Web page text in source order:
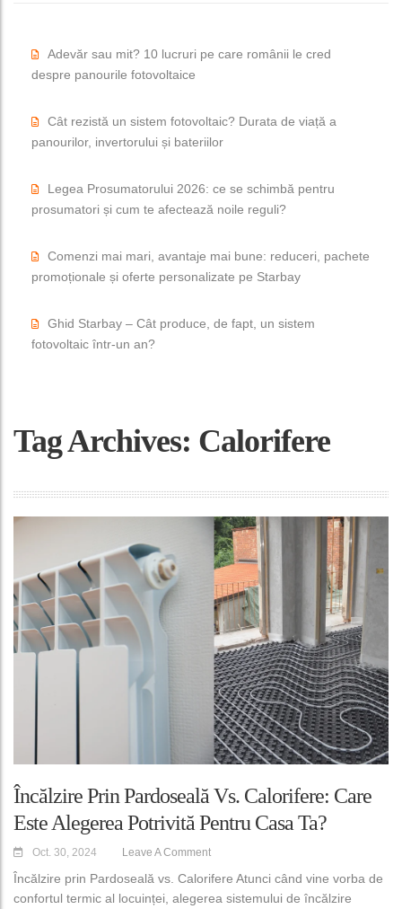
Adevăr sau mit? 10 lucruri pe care românii le cred
despre panourile fotovoltaice
Cât rezistă un sistem fotovoltaic? Durata de viață a
panourilor, invertorului și bateriilor
Legea Prosumatorului 2026: ce se schimbă pentru
prosumatori și cum te afectează noile reguli?
Comenzi mai mari, avantaje mai bune: reduceri, pachete
promoționale și oferte personalizate pe Starbay
Ghid Starbay – Cât produce, de fapt, un sistem
fotovoltaic într-un an?
Tag Archives: Calorifere
Încălzire Prin Pardoseală Vs. Calorifere: Care
Este Alegerea Potrivită Pentru Casa Ta?
Oct. 30, 2024 Leave A Comment
Încălzire prin Pardoseală vs. Calorifere Atunci când vine vorba de
confortul termic al locuinței, alegerea sistemului de încălzire